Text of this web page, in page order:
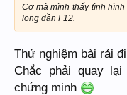
Cơ mà mình thấy tình
long dần F12.
Thử nghiệm bài rải
Chắc phải quay
chứng minh